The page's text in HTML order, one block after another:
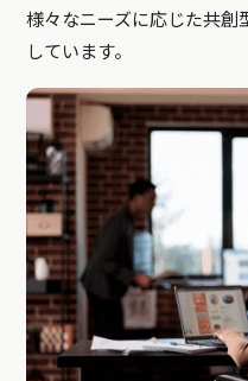
様々なニーズに応じた共創
しています。